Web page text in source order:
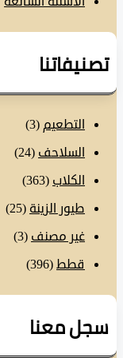
التطعيم(3)
السلاحف(24)
الكلاب(363)
طيور الزينة (25)
غير مصنف(3)
قطط
(396)
معنا